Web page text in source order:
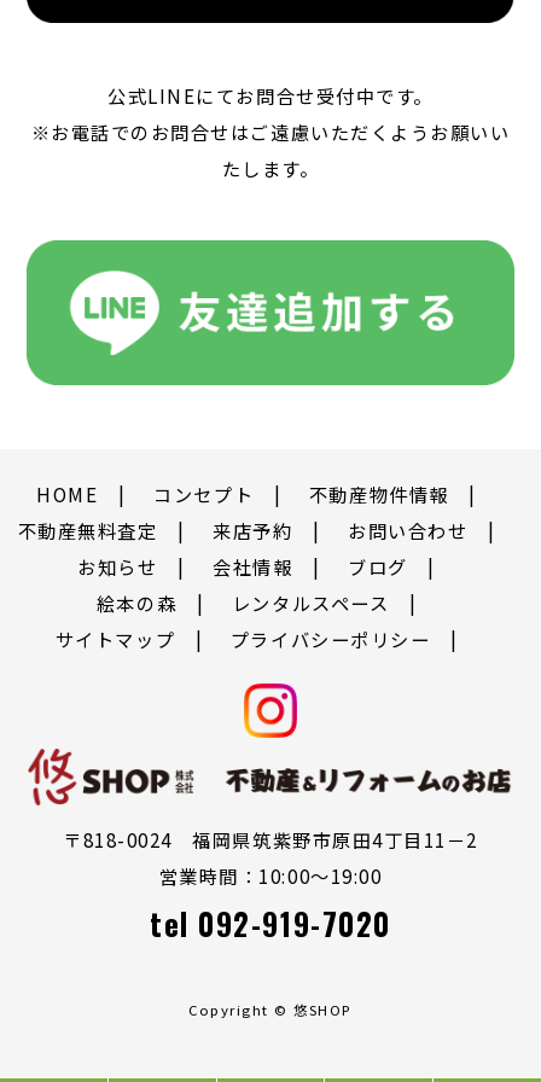
公式LINEにてお問合せ受付中です。
※お電話でのお問合せはご遠慮いただくようお願いい
たします。
HOME コンセプト
不動産物件情報
不動産無料査定
来店予約
お問い合わせ
お知らせ
会社情報
ブログ
絵本の森
レンタルスペース
サイトマップ
プライバシーポリシー
〒818-0024 福岡県筑紫野市原田4丁目11－2
営業時間：10:00～19:00
tel 092-919-7020
Copyright © 悠SHOP